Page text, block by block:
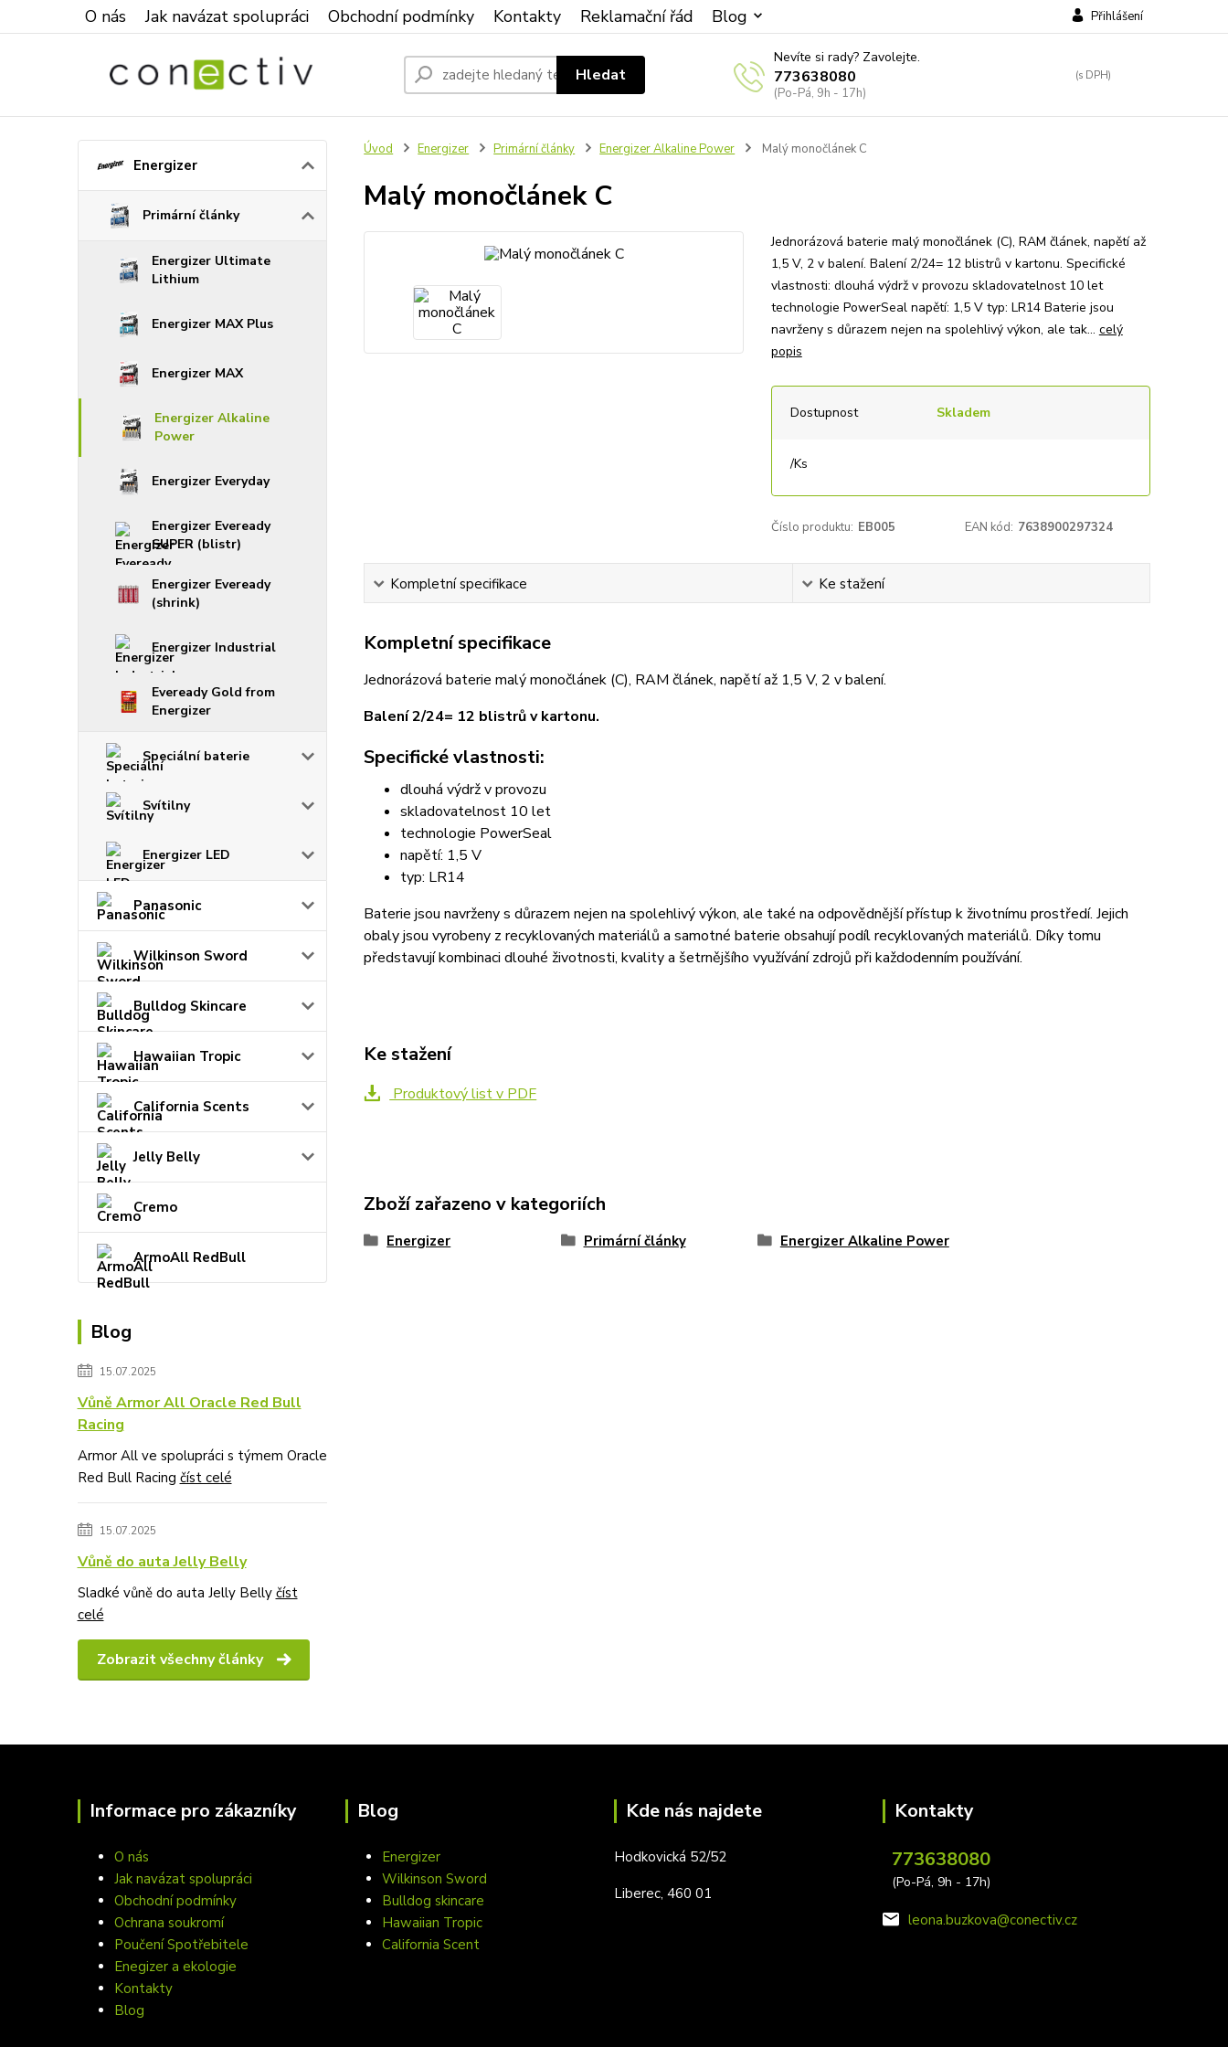
O nás Jak navázat spolupráci Obchodní podmínky Kontakty Reklamační řád Blog Přihlášení
Hledat
Nevíte si rady? Zavolejte.
773638080
(Po-Pá, 9h - 17h)
Energizer
Primární články
Energizer Ultimate
Lithium
Energizer MAX Plus
Energizer MAX
Energizer Alkaline
Power
Energizer Everyday
Energizer Eveready
SUPER (blistr)
Energizer Eveready
(shrink)
Energizer Industrial
Eveready Gold from
Energizer
Speciální baterie
Svítilny
Energizer LED
Panasonic
Wilkinson Sword
Bulldog Skincare
Hawaiian Tropic
California Scents
Jelly Belly
Cremo
ArmoAll RedBull
Blog
15.07.2025
Vůně Armor All Oracle Red Bull
Racing
Armor All ve spolupráci s týmem Oracle
Red Bull Racing číst celé
15.07.2025
Vůně do auta Jelly Belly
Sladké vůně do auta Jelly Belly číst
celé
Zobrazit všechny články
Úvod Energizer Primární články Energizer Alkaline Power Malý monočlánek C
Malý monočlánek C
Jednorázová baterie malý monočlánek (C), RAM článek, napětí až
1,5 V, 2 v balení. Balení 2/24= 12 blistrů v kartonu. Specifické
vlastnosti: dlouhá výdrž v provozu skladovatelnost 10 let
technologie PowerSeal napětí: 1,5 V typ: LR14 Baterie jsou
navrženy s důrazem nejen na spolehlivý výkon, ale tak... celý
popis
Dostupnost Skladem
/Ks
Číslo produktu: EB005 EAN kód: 7638900297324
Kompletní specifikace Ke stažení
Kompletní specifikace
Jednorázová baterie malý monočlánek (C), RAM článek, napětí až 1,5 V, 2 v balení.
Balení 2/24= 12 blistrů v kartonu.
Specifické vlastnosti:
dlouhá výdrž v provozu
skladovatelnost 10 let
technologie PowerSeal
napětí: 1,5 V
typ: LR14
Baterie jsou navrženy s důrazem nejen na spolehlivý výkon, ale také na odpovědnější přístup k životnímu prostředí. Jejich
obaly jsou vyrobeny z recyklovaných materiálů a samotné baterie obsahují podíl recyklovaných materiálů. Díky tomu
představují kombinaci dlouhé životnosti, kvality a šetrnějšího využívání zdrojů při každodenním používání.
Ke stažení
Produktový list v PDF
Zboží zařazeno v kategoriích
Energizer Primární články Energizer Alkaline Power
Informace pro zákazníky
O nás
Jak navázat spolupráci
Obchodní podmínky
Ochrana soukromí
Poučení Spotřebitele
Enegizer a ekologie
Kontakty
Blog
Blog
Energizer
Wilkinson Sword
Bulldog skincare
Hawaiian Tropic
California Scent
Kde nás najdete
Hodkovická 52/52
Liberec, 460 01
Kontakty
773638080
(Po-Pá, 9h - 17h)
leona.buzkova@conectiv.cz